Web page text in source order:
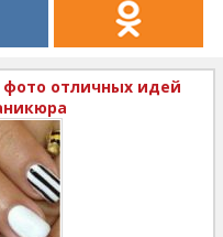
отличных идей